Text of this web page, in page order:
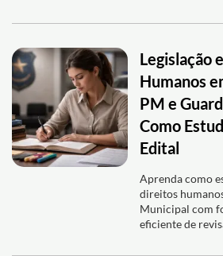
Legislação
Humanos
PM e
Como
Edital
Aprenda como
direitos
Municipal com
eficiente de